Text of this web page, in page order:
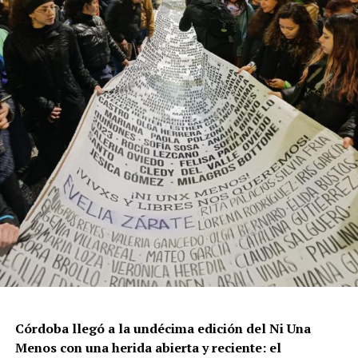
Por Francisco Pandolfi
Córdoba llegó a la undécima edición del Ni Una
Menos con una herida abierta y reciente: el